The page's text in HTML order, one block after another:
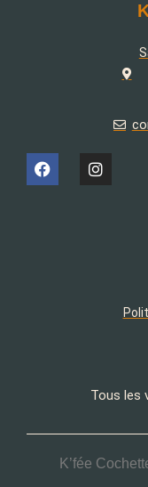
Tous les
K’fée